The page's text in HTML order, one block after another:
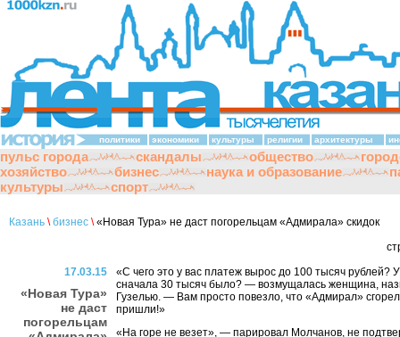
политики экономики культуры религии архитектуры
пульс города скандалы общество
хозяйство
бизнес наука и образование
культуры
спорт
Казань \ бизнес \«Новая Тура» не даст погорельцам «Адмирала» скидок
17.03.15
«Новая Тура»
не даст
погорельцам
«С чего это у вас платеж вырос до 100 тысяч рублей?
сначала 30 тысяч было? — возмущалась женщина,
Гузелью. — Вам просто повезло, что «Адмирал»
пришли!»
«На горе не везет», — парировал Молчанов, не